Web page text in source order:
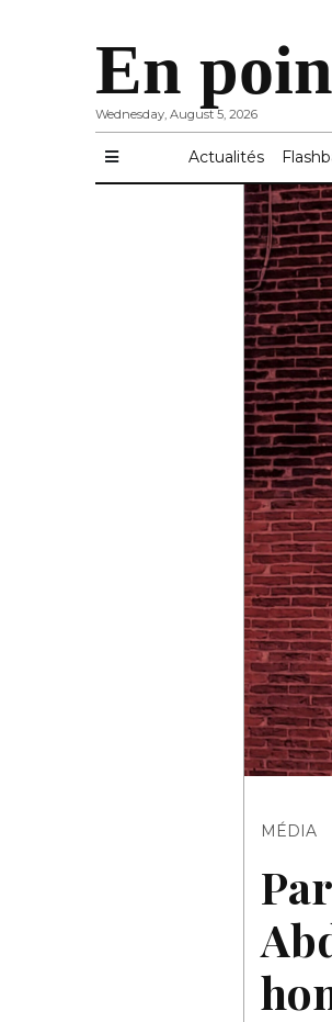
Wednesday, August 5, 2026
En
Actualités
MÉDIA